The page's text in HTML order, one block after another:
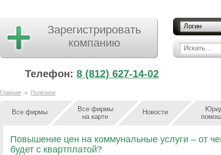
Искать...
Логин
Зарегистрировать
компанию
Телефон: 8 (812) 627-14-02
Главная Полезное
Все фирмы
Все фирмы
на карте
Новости
Повышение цен на коммунальные услуги – от
будет с квартплатой?